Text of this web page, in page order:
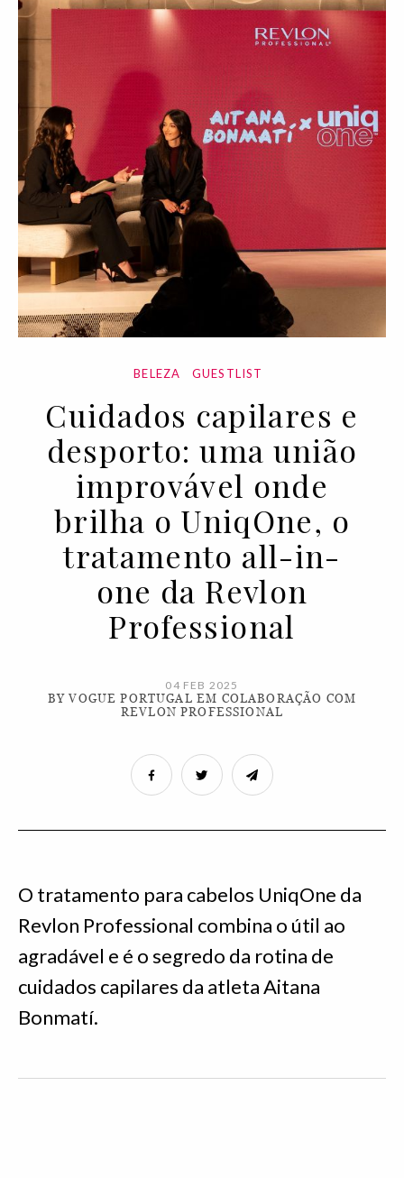
BELEZA GUESTLIST
Cuidados capilares e
desporto: uma união
improvável onde
brilha o UniqOne, o
tratamento all-in-
one da Revlon
Professional
04 FEB 2025
BY VOGUE PORTUGAL EM COLABORAÇÃO COM
REVLON PROFESSIONAL
O tratamento para cabelos UniqOne da
Revlon Professional combina o útil ao
agradável e é o segredo da rotina de
cuidados capilares da atleta Aitana
Bonmatí.